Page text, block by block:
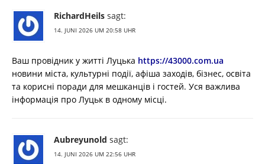
RichardHeils sagt:
14. JUNI 2026 UM 20:58 UHR
Ваш провідник у житті Луцька https://43000.com.ua
новини міста, культурні події, афіша заходів, бізнес, освіта
та корисні поради для мешканців і гостей. Уся важлива
інформація про Луцьк в одному місці.
Aubreyunold sagt:
14. JUNI 2026 UM 22:56 UHR